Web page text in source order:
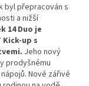
byl přepracován s
a nižší
14 Duo je
up s
Jeho nový
prodyšnému
Nové zářivé